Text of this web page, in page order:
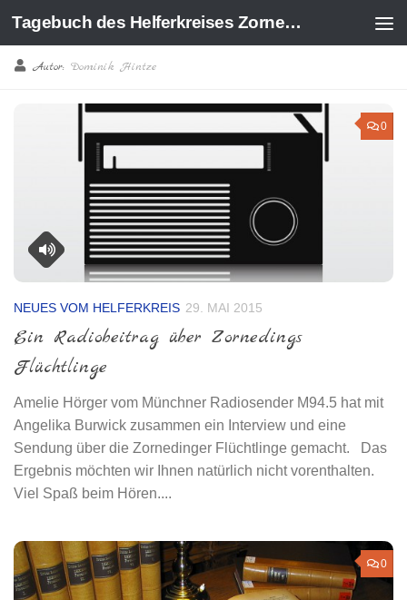
Zum Inhalt springen Tagebuch des Helferkreises Zorneding
Autor: Dominik Hintze
0
NEUES VOM HELFERKREIS 29. MAI 2015
Ein Radiobeitrag über Zornedings
Flüchtlinge
Amelie Hörger vom Münchner Radiosender M94.5 hat mit
Angelika Burwick zusammen ein Interview und eine
Sendung über die Zornedinger Flüchtlinge gemacht. Das
Ergebnis möchten wir Ihnen natürlich nicht vorenthalten.
Viel Spaß beim Hören....
0